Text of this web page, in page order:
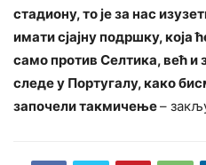
стадиону, то је за нас
имати сјајну подршку, која
само против Селтика, већ и
следе у Португалу, како
започели такмичење–